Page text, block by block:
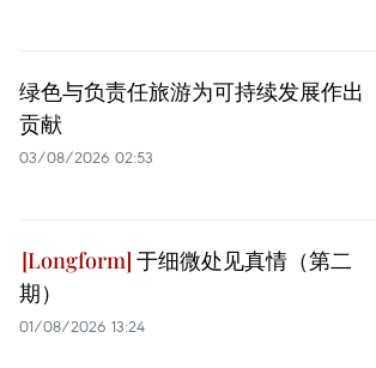
绿色与负责任旅游为可持续发展作出
贡献
03/08/2026 02:53
于细微处见真情（第二
期）
01/08/2026 13:24